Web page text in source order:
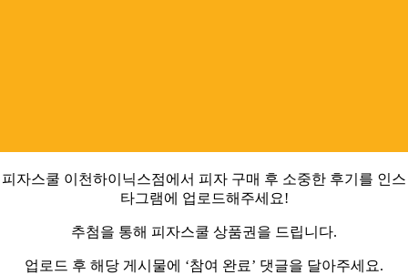
피자스쿨 이천하이닉스점에서 피자 구매 후 소중한 후기를 인스
타그램에 업로드해주세요!
추첨을 통해 피자스쿨 상품권을 드립니다.
업로드 후 해당 게시물에 ‘참여 완료’ 댓글을 달아주세요.